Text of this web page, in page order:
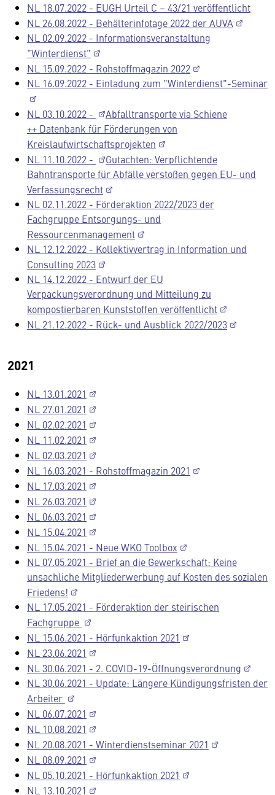
NL 18.07.2022 - EUGH Urteil C – 43/21 veröffentlicht
NL 26.08.2022 - Behälterinfotage 2022 der AUVA
NL 02.09.2022 - Informationsveranstaltung
"Winterdienst"
NL 15.09.2022 - Rohstoffmagazin 2022
NL 16.09.2022 - Einladung zum "Winterdienst"-Seminar
NL 03.10.2022 -
Abfalltransporte via Schiene
++ Datenbank für Förderungen von
Kreislaufwirtschaftsprojekten
NL 11.10.2022 -
Gutachten: Verpflichtende
Bahntransporte für Abfälle verstoßen gegen EU- und
Verfassungsrecht
NL 02.11.2022 - Förderaktion 2022/2023 der
Fachgruppe Entsorgungs- und
Ressourcenmanagement
NL 12.12.2022 - Kollektivvertrag in Information und
Consulting 2023
NL 14.12.2022 - Entwurf der EU
Verpackungsverordnung und Mitteilung zu
kompostierbaren Kunststoffen veröffentlicht
NL 21.12.2022 - Rück- und Ausblick 2022/2023
2021
NL 13.01.2021
NL 27.01.2021
NL 02.02.2021
NL 11.02.2021
NL 02.03.2021
NL 16.03.2021 - Rohstoffmagazin 2021
NL 17.03.2021
NL 26.03.2021
NL 06.03.2021
NL 15.04.2021
NL 15.04.2021 - Neue WKO Toolbox
NL 07.05.2021 - Brief an die Gewerkschaft: Keine
unsachliche Mitgliederwerbung auf Kosten des sozialen
Friedens!
NL 17.05.2021 - Förderaktion der steirischen
Fachgruppe
NL 15.06.2021 - Hörfunkaktion 2021
NL 23.06.2021
NL 30.06.2021 - 2. COVID-19-Öffnungsverordnung
NL 30.06.2021 - Update: Längere Kündigungsfristen der
Arbeiter
NL 06.07.2021
NL 10.08.2021
NL 20.08.2021 - Winterdienstseminar 2021
NL 08.09.2021
NL 05.10.2021 - Hörfunkaktion 2021
NL 13.10.2021